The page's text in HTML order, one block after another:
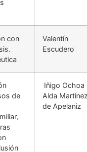
con
Valentín
Escudero
de
Iñigo Ochoa
Alda Martínez
de Apelaniz